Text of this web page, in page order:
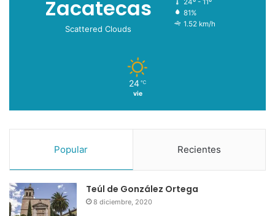
Zacatecas
Scattered Clouds
81%
1.52 km/h
24 ℃
vie
Popular Recientes
Teúl de González Ortega
8 diciembre, 2020